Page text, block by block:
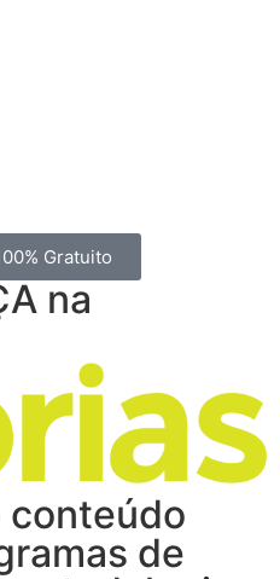
Gratuito
na
conteúdo
de